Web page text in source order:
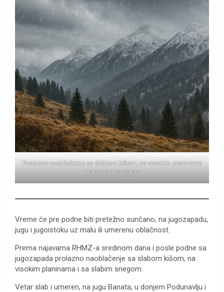
Prolazno naoblačenje sa slabom kišom, na visokim planinama
i sa slabim snegom
Vreme će pre podne biti pretežno sunčano, na jugozapadu,
jugu i jugoistoku uz malu ili umerenu oblačnost.
Prema najavama RHMZ-a sredinom dana i posle podne sa
jugozapada prolazno naoblačenje sa slabom kišom, na
visokim planinama i sa slabim snegom.
Vetar slab i umeren, na jugu Banata, u donjem Podunavlju i